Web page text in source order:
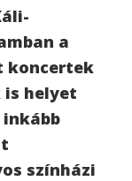
a
koncertek
is helyet
színházi